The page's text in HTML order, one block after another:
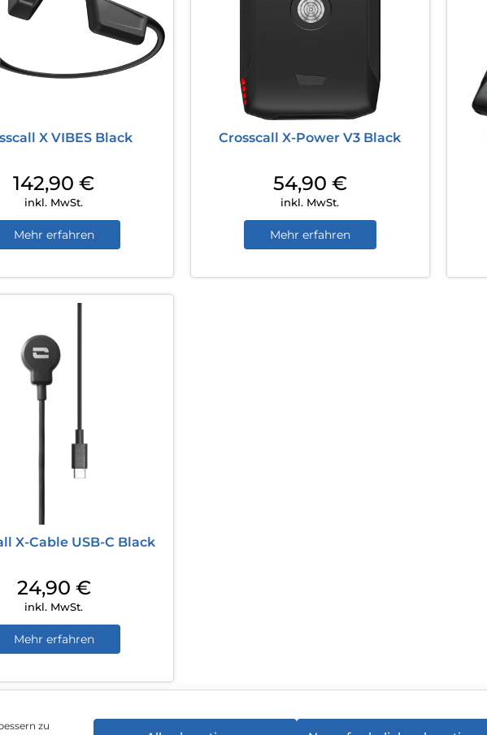
zu
X VIBES Black
142,90€
inkl. MwSt.
Mehr erfahren
Crosscall X-Power V3 Black
54,90 €
inkl. MwSt.
Mehr erfahren
X-Cable USB-C Black
24,90 €
inkl. MwSt.
Mehr erfahren